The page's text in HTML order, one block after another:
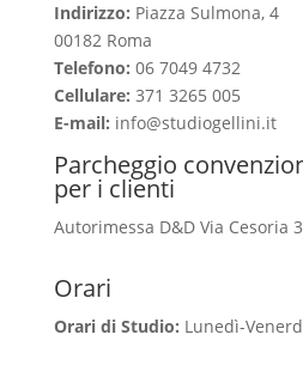
Indirizzo: Piazza Sulmona, 4
00182 Roma
Telefono: 06 7049 4732
Cellulare: 371 3265 005
E-mail: info@studiogellini.it
Parcheggio
per i clienti
Autorimessa D&D Via Cesoria
Orari
Orari di Studio: Lunedì-